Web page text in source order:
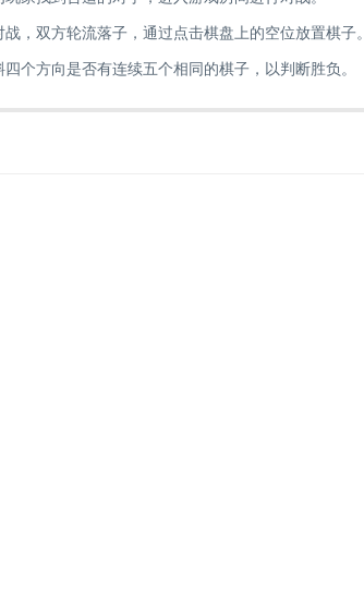
，双方轮流落子，通过点击棋盘上的空位放置棋子。
个方向是否有连续五个相同的棋子，以判断胜负。